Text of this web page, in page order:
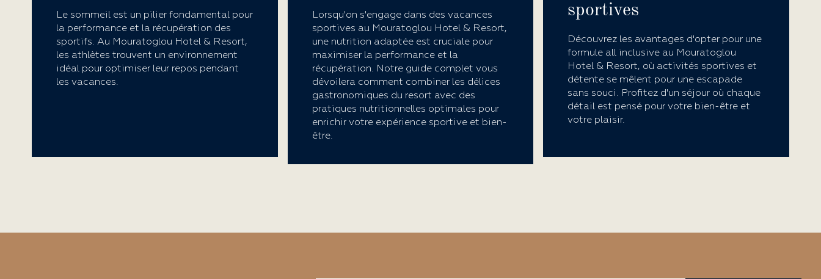
Le sommeil est un pilier fondamental pour
la performance et la récupération des
sportifs. Au Mouratoglou Hotel & Resort,
les athlètes trouvent un environnement
idéal pour optimiser leur repos pendant
les vacances.
Lorsqu'on s'engage dans des vacances
sportives au Mouratoglou Hotel & Resort,
une nutrition adaptée est cruciale pour
maximiser la performance et la
récupération. Notre guide complet vous
dévoilera comment combiner les délices
gastronomiques du resort avec des
pratiques nutritionnelles optimales pour
enrichir votre expérience sportive et bien-
être.
sportives
Découvrez les avantages d'opter pour une
formule all inclusive au Mouratoglou
Hotel & Resort, où activités sportives et
détente se mêlent pour une escapade
sans souci. Profitez d'un séjour où chaque
détail est pensé pour votre bien-être et
votre plaisir.